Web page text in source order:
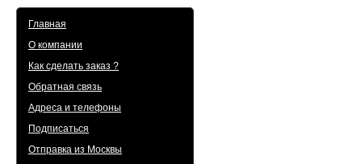
Главная
О компании
Как сделать заказ ?
Обратная связь
Адреса и телефоны
Подписаться
Отправка из Москвы